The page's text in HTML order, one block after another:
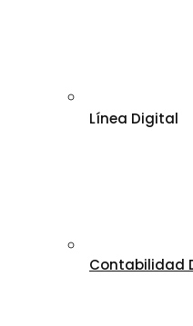
Línea Digital
Contabilidad